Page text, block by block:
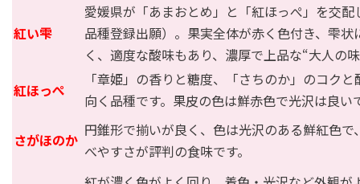
紅い雫
愛媛県が「あまおとめ」と「紅ほっぺ」を交
品種登録出願）。果実全体が赤く色付き、雫
く、適度な酸味もあり、濃厚で上品な“大人の味
紅ほっぺ
「章姫」の香りと糖度、「さちのか」のコク
向く品種です。果皮の色は鮮赤色で光沢は良い
さがほのか
円錐形で揃いが良く、色は光沢のある鮮紅色
べやすさが評判の食味です。